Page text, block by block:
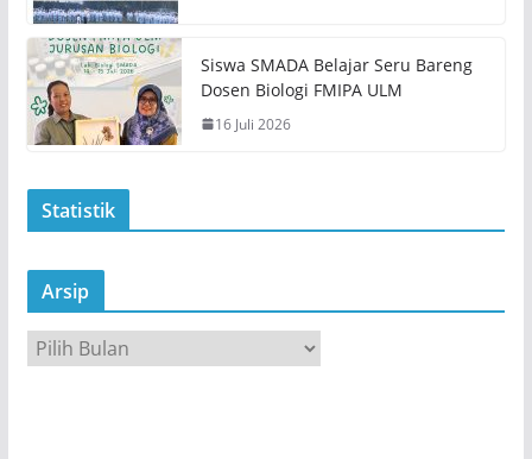
Siswa SMADA Belajar Seru Bareng
Dosen Biologi FMIPA ULM
16 Juli 2026
Statistik
Arsip
r